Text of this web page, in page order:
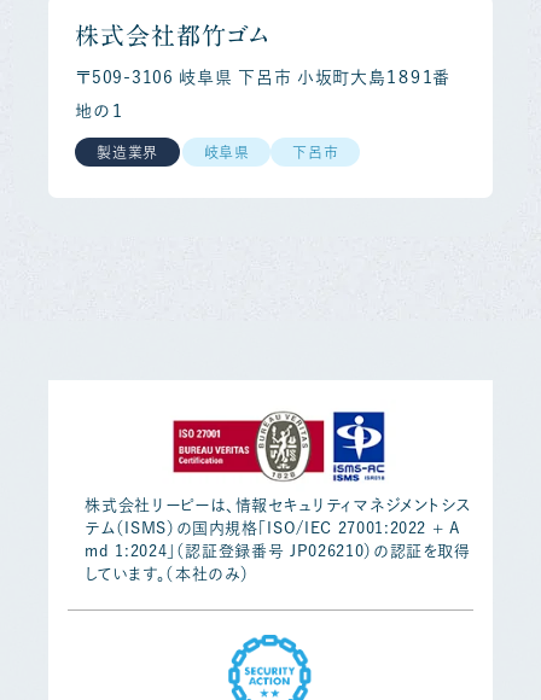
株式会社都竹ゴム
〒509-3106 岐阜県 下呂市 小坂町大島１８９１番
地の１
製造業界 岐阜県 下呂市
株式会社リーピーは、情報セキュリティマネジメントシス
テム（ISMS）の国内規格「ISO/IEC 27001:2022 + A
md 1:2024」（認証登録番号 JP026210）の認証を取得
しています。（本社のみ）